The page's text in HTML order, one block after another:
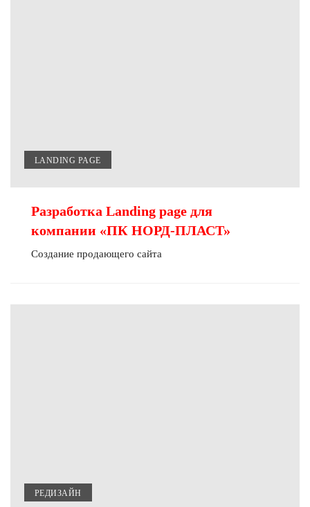
LANDING PAGE
Разработка Landing page для
компании «ПК НОРД-ПЛАСТ»
Создание продающего сайта
РЕДИЗАЙН